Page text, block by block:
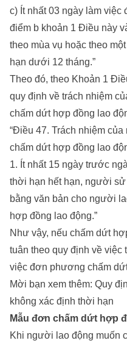
c) Ít nhất 03 ngày làm
điểm b khoản 1 Điều này
theo mùa vụ hoặc theo
hạn dưới 12 tháng.”
Theo đó, theo Khoản 1
quy định về trách nhiệm
chấm dứt hợp đồng lao
“Điều 47. Trách nhiệm
chấm dứt hợp đồng lao
1. Ít nhất 15 ngày trước
thời hạn hết hạn, người
bằng văn bản cho người
hợp đồng lao động.”
Như vậy, nếu chấm dứt
tuân theo quy định về việc
việc đơn phương chấm
Mời bạn xem thêm: Quy
không xác định thời hạn
Mẫu đơn chấm dứt hợp
Khi người lao động muốn